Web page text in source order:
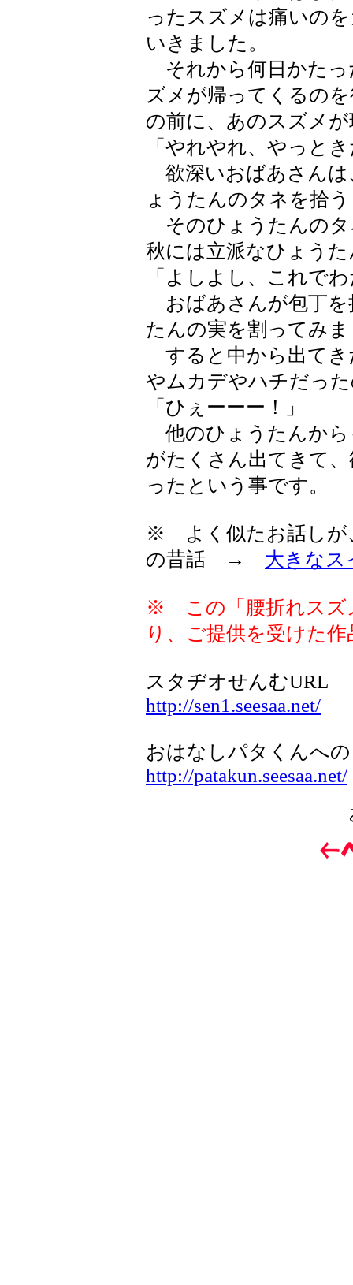
ったスズメは痛いの
いきました。
それから何日かたっ
ズメが帰ってくるの
の前に、あのスズメ
「やれやれ、やっと
欲深いおばあさんは
ょうたんのタネを拾
そのひょうたんのタ
秋には立派なひょう
「よしよし、これで
おばあさんが包丁を
たんの実を割ってみ
すると中から出てき
やムカデやハチだっ
「ひぇーーー！」
他のひょうたんから
がたくさん出てきて
ったという事です。
※ よく似たお話しが
の昔話 → 大きなス
※ この「腰折れスズ
り、ご提供を受けた
スタヂオせんむURL
http://sen1.seesaa.net/
おはなしパタくんへ
http://patakun.seesaa.net/